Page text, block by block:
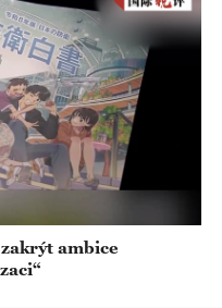
ambice